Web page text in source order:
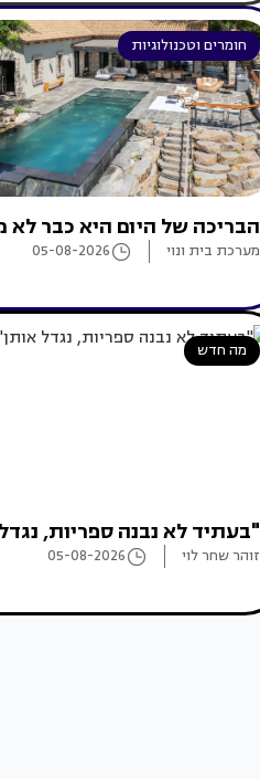
חומרים וטכנולוגיות
הבריכה של היום היא כבר לא
מערכת בית ונוי 05-08-2026
מה חדש
"בעתיד לא נבנה ספריות,
זוהר שחר לוי 05-08-2026